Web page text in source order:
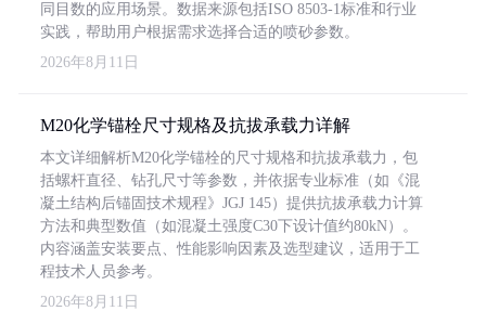
同目数的应用场景。数据来源包括ISO 8503-1标准和行业
实践，帮助用户根据需求选择合适的喷砂参数。
2026年8月11日
M20化学锚栓尺寸规格及抗拔承载力详解
本文详细解析M20化学锚栓的尺寸规格和抗拔承载力，包
括螺杆直径、钻孔尺寸等参数，并依据专业标准（如《混
凝土结构后锚固技术规程》JGJ 145）提供抗拔承载力计算
方法和典型数值（如混凝土强度C30下设计值约80kN）。
内容涵盖安装要点、性能影响因素及选型建议，适用于工
程技术人员参考。
2026年8月11日